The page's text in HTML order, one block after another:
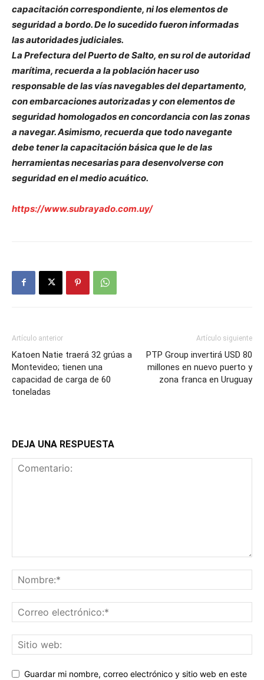
capacitación correspondiente, ni los elementos de
seguridad a bordo.De lo sucedido fueron informadas
las autoridades judiciales.
La Prefectura del Puerto de Salto, en su rol de autoridad
marítima, recuerda a la población hacer uso
responsable de las vías navegables del departamento,
con embarcaciones autorizadas y con elementos de
seguridad homologados en concordancia con las zonas
a navegar. Asimismo, recuerda que todo navegante
debe tener la capacitación básica que le de las
herramientas necesarias para desenvolverse con
seguridad en el medio acuático.
https://www.subrayado.com.uy/
Artículo anterior
Katoen Natie traerá 32 grúas a
Montevideo; tienen una
capacidad de carga de 60
toneladas
Artículo siguiente
PTP Group invertirá USD 80
millones en nuevo puerto y
zona franca en Uruguay
DEJA UNA RESPUESTA
Guardar mi nombre, correo electrónico y sitio web en este